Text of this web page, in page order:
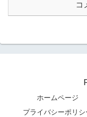
コ
ホームページ
プライバシーポリシ